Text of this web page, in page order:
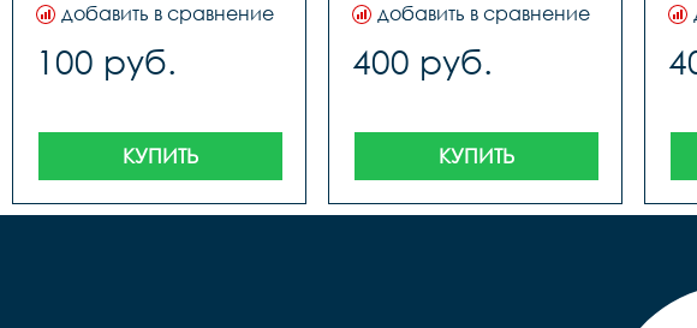
добавить в сравнение
100 руб.
КУПИТЬ
добавить в сравнение
400 руб.
КУПИТЬ